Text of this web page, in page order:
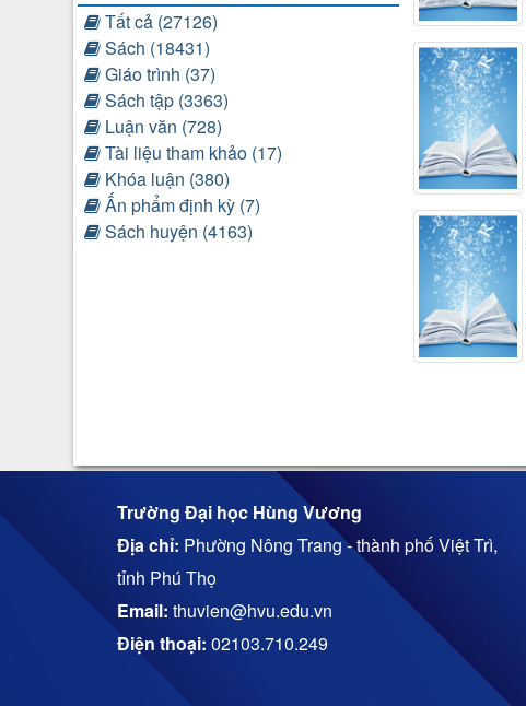
Tất cả (27126)
Sách (18431)
Giáo trình (37)
Sách tập (3363)
Luận văn (728)
Tài liệu tham khảo (17)
Khóa luận (380)
Ấn phẩm định kỳ (7)
Sách huyện (4163)
Trường Đại học Hùng Vương
Địa chỉ: Phường Nông Trang - thành phố Việt Trì,
tỉnh Phú Thọ
Email: thuvien@hvu.edu.vn
Điện thoại: 02103.710.249